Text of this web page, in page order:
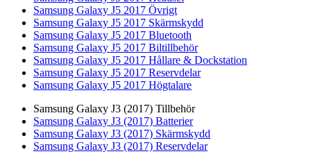
Samsung Galaxy J5 2017 Övrigt
Samsung Galaxy J5 2017 Skärmskydd
Samsung Galaxy J5 2017 Bluetooth
Samsung Galaxy J5 2017 Biltillbehör
Samsung Galaxy J5 2017 Hållare & Dockstation
Samsung Galaxy J5 2017 Reservdelar
Samsung Galaxy J5 2017 Högtalare
Samsung Galaxy J3 (2017) Tillbehör
Samsung Galaxy J3 (2017) Batterier
Samsung Galaxy J3 (2017) Skärmskydd
Samsung Galaxy J3 (2017) Reservdelar